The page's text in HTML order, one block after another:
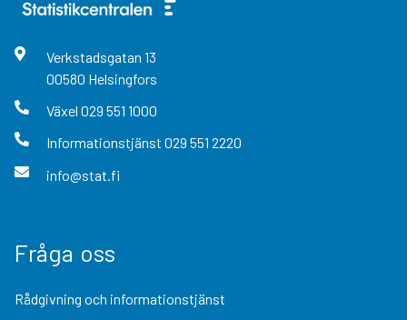
Verkstadsgatan 13
00580 Helsingfors
Växel 029 551 1000
Informationstjänst 029 551 2220
info@stat.fi
Fråga oss
Rådgivning och informationstjänst